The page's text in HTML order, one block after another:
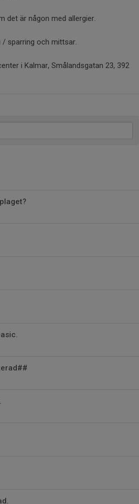
det är någon med allergier.
/ sparring och mittsar.
i Kalmar, Smålandsgatan 23, 392